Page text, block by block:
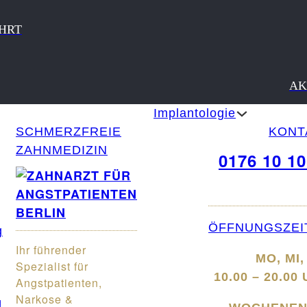
SCHMERZFREIE
ZAHNMEDIZIN
Ihr führender
Spezialist für
Angstpatienten,
Narkose &
Implantologie
0176 10
MO, MI,
10.00 – 20.00